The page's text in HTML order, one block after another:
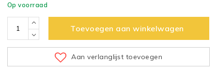
Op voorraad
Toevoegen aan winkelwagen
Aan verlanglijst toevoegen